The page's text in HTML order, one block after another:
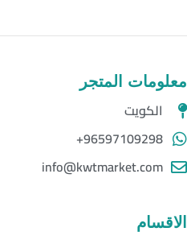
معلومات المتجر
الكويت
96597109298+
info@kwtmarket.com
الاقسام